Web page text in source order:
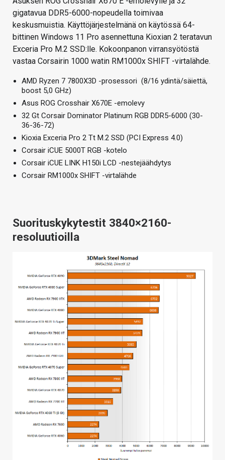
gigatavua DDR5-6000-nopeudella toimivaa
keskusmuistia. Käyttöjärjestelmänä on käytössä 64-
bittinen Windows 11 Pro asennettuna Kioxian 2 teratavun
Exceria Pro M.2 SSD:lle. Kokoonpanon virransyötöstä
vastaa Corsairin 1000 watin RM1000x SHIFT -virtalähde.
AMD Ryzen 7 7800X3D -prosessori (8/16 ydintä/säiettä,
boost 5,0 GHz)
Asus ROG Crosshair X670E -emolevy
32 Gt Corsair Dominator Platinum RGB DDR5-6000 (30-
36-36-72)
Kioxia Exceria Pro 2 Tt M.2 SSD (PCI Express 4.0)
Corsair iCUE 5000T RGB -kotelo
Corsair iCUE LINK H150i LCD -nestejäähdytys
Corsair RM1000x SHIFT -virtalähde
Suorituskykytestit 3840×2160-
resoluutioilla